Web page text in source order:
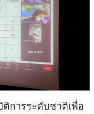
การระดับชาติเพื่อ